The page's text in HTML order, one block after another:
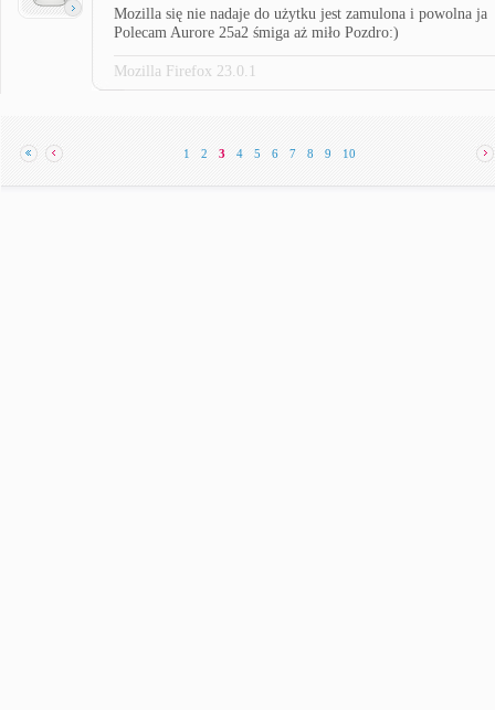
Mozilla się nie nadaje do użytku jest zamulona i powolna ja
Polecam Aurore 25a2 śmiga aż miło Pozdro:)
Mozilla Firefox 23.0.1
1 2 3 4 5 6 7 8 9 10